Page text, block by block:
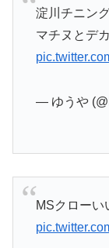
淀川チニン
マチヌとデ
— ゆうや
MSクローい